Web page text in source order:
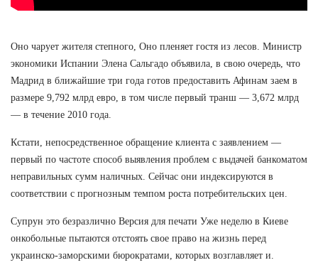
Оно чарует жителя степного, Оно пленяет гостя из лесов. Министр
экономики Испании Элена Сальгадо объявила, в свою очередь, что
Мадрид в ближайшие три года готов предоставить Афинам заем в
размере 9,792 млрд евро, в том числе первый транш — 3,672 млрд
— в течение 2010 года.
Кстати, непосредственное обращение клиента с заявлением —
первый по частоте способ выявления проблем с выдачей банкоматом
неправильных сумм наличных. Сейчас они индексируются в
соответствии с прогнозным темпом роста потребительских цен.
Супрун это безразлично Версия для печати Уже неделю в Киеве
онкобольные пытаются отстоять свое право на жизнь перед
украинско-заморскими бюрократами, которых возглавляет и.